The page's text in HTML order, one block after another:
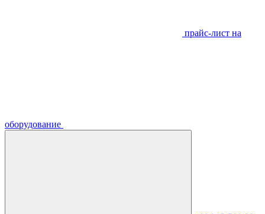
прайс-лист на
оборудование